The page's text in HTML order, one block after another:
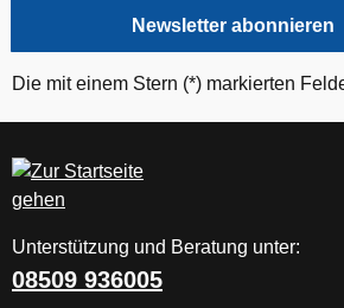
Newsletter abonnieren
Die mit einem Stern (*) markierten
Unterstützung und Beratung unter:
08509 936005